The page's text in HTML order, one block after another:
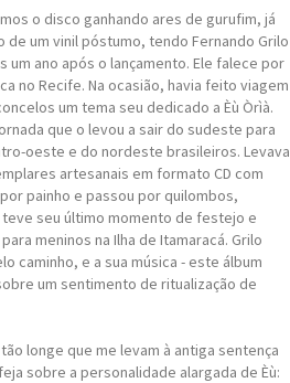
o disco ganhando ares de gurufim, já
de um vinil póstumo, tendo Fernando Grilo
ano após o lançamento. Ele falece por
no Recife. Na ocasião, havia feito viagem
um tema seu dedicado a Èù Òrìà.
que o levou a sair do sudeste para
oeste e do nordeste brasileiros. Levava
artesanais em formato CD com
painho e passou por quilombos,
seu último momento de festejo e
meninos na Ilha de Itamaracá. Grilo
caminho, e a sua música - este álbum
um sentimento de ritualização de
longe que me levam à antiga sentença
sobre a personalidade alargada de Èù: